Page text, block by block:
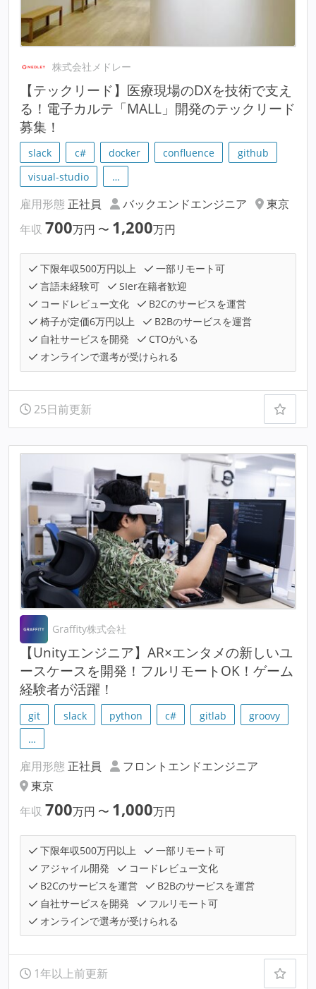
株式会社メドレー
【テックリード】医療現場のDXを技術で支え
る！電子カルテ「MALL」開発のテックリード
募集！
slack c# docker confluence
github
visual-studio
…
雇用形態 正社員 バックエンドエンジニア
東京
年収 700万円 〜 1,200万円
下限年収500万円以上
一部リモート可
言語未経験可
SIer在籍者歓迎
コードレビュー文化
B2Cのサービスを運営
椅子が定価6万円以上
B2Bのサービスを運営
自社サービスを開発
CTOがいる
オンラインで選考が受けられる
25日前更新
Graffity株式会社
【Unityエンジニア】AR×エンタメの新しいユ
ースケースを開発！フルリモートOK！ゲーム
経験者が活躍！
git slack python c# gitlab
groovy
…
雇用形態 正社員
フロントエンドエンジニア
東京
年収 700万円 〜 1,000万円
下限年収500万円以上
一部リモート可
アジャイル開発
コードレビュー文化
B2Cのサービスを運営
B2Bのサービスを運営
自社サービスを開発
フルリモート可
オンラインで選考が受けられる
1年以上前更新